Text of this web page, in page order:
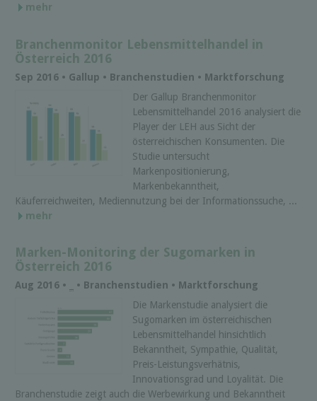
mehr
Branchenmonitor Lebensmittelhandel in
Österreich 2016
Sep 2016 • Gallup • Branchenstudien • Marktforschung
Der Gallup Branchenmonitor
Lebensmittelhandel 2016 analysiert die
Player der LEH aus Sicht der
österreichischen Konsumenten. Die
Studie untersucht
Markenpositionierung,
Markenbekanntheit,
Käuferreichweiten, Mediennutzung bei der Informationssuche, ...
mehr
Marken-Monitoring der Sugomarken in
Österreich 2016
Aug 2016 •
• Branchenstudien • Marktforschung
Die Markenstudie analysiert die
Sugomarken im österreichischen
Lebensmittelhandel hinsichtlich
Bekanntheit, Sympathie, Qualität,
Preis-Leistungsverhätnis,
Innovationsgrad und Loyalität. Die
Branchenstudie zeigt auch die Werbewirkung und Bekanntheit